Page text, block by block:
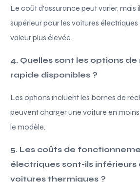
Le coût d’assurance peut varier, mais
supérieur pour les voitures électriques
valeur plus élevée.
4. Quelles sont les options
rapide disponibles ?
Les options incluent les bornes de
peuvent charger une voiture en moins
le modèle.
5. Les coûts de
électriques sont-ils inférieurs
voitures thermiques ?